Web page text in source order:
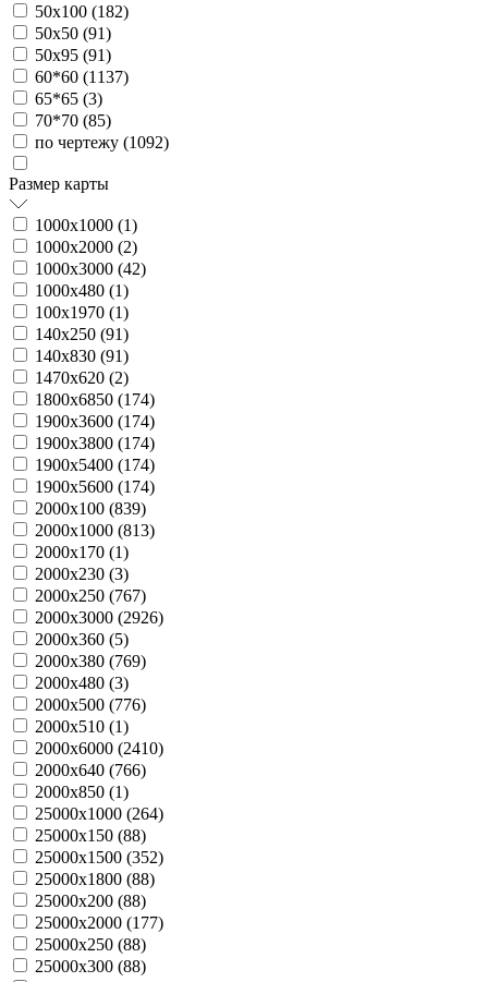
50х100 (182)
50х50 (91)
50х95 (91)
60*60 (1137)
65*65 (3)
70*70 (85)
по чертежу (1092)
Размер карты
1000х1000 (1)
1000х2000 (2)
1000х3000 (42)
1000х480 (1)
100х1970 (1)
140х250 (91)
140х830 (91)
1470х620 (2)
1800х6850 (174)
1900х3600 (174)
1900х3800 (174)
1900х5400 (174)
1900х5600 (174)
2000х100 (839)
2000х1000 (813)
2000х170 (1)
2000х230 (3)
2000х250 (767)
2000х3000 (2926)
2000х360 (5)
2000х380 (769)
2000х480 (3)
2000х500 (776)
2000х510 (1)
2000х6000 (2410)
2000х640 (766)
2000х850 (1)
25000х1000 (264)
25000х150 (88)
25000х1500 (352)
25000х1800 (88)
25000х200 (88)
25000х2000 (177)
25000х250 (88)
25000х300 (88)